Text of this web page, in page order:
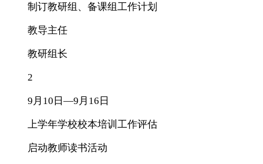
制订教研组、备课组工作计划
教导主任
教研组长
2
9月10日—9月16日
上学年学校校本培训工作评估
启动教师读书活动